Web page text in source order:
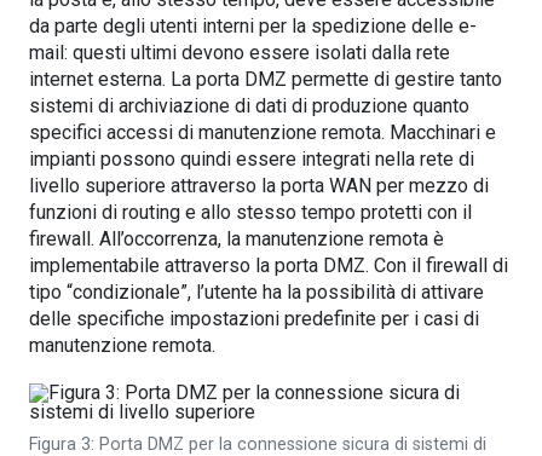
da parte degli utenti interni per la spedizione delle e-
mail: questi ultimi devono essere isolati dalla rete
internet esterna. La porta DMZ permette di gestire tanto
sistemi di archiviazione di dati di produzione quanto
specifici accessi di manutenzione remota. Macchinari e
impianti possono quindi essere integrati nella rete di
livello superiore attraverso la porta WAN per mezzo di
funzioni di routing e allo stesso tempo protetti con il
firewall. All’occorrenza, la manutenzione remota è
implementabile attraverso la porta DMZ. Con il firewall di
tipo “condizionale”, l’utente ha la possibilità di attivare
delle specifiche impostazioni predefinite per i casi di
manutenzione remota.
Figura 3: Porta DMZ per la connessione sicura di sistemi di